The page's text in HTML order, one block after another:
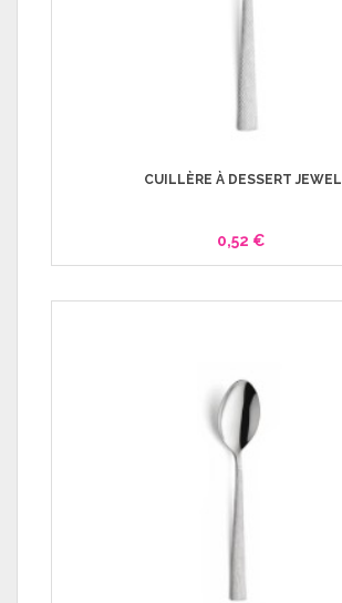
CUILLÈRE À DESSERT JEWEL
0,52 €